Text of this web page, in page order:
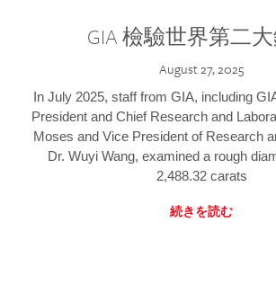
GIA 檢驗世界第二
August 27, 2025
In July 2025, staff from GIA, including
President and Chief Research and
Moses and Vice President of Research
Dr. Wuyi Wang, examined a rough
2,488.32 carats
続きを読む